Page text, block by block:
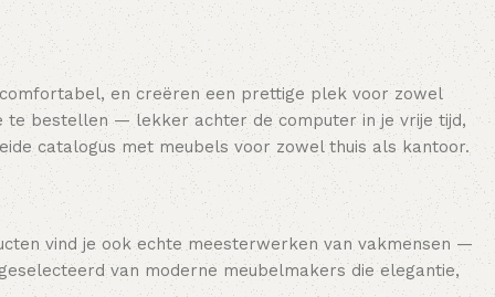
en creëren een prettige plek voor zowel
te bestellen — lekker achter de computer in je vrije tijd,
catalogus met meubels voor zowel thuis als kantoor.
vind je ook echte meesterwerken van vakmensen —
van moderne meubelmakers die elegantie,